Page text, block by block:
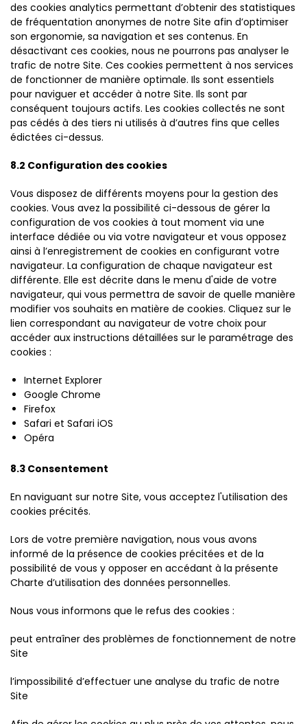
des cookies analytics permettant d’obtenir des statistiques
de fréquentation anonymes de notre Site afin d’optimiser
son ergonomie, sa navigation et ses contenus. En
désactivant ces cookies, nous ne pourrons pas analyser le
trafic de notre Site. Ces cookies permettent à nos services
de fonctionner de manière optimale. Ils sont essentiels
pour naviguer et accéder à notre Site. Ils sont par
conséquent toujours actifs. Les cookies collectés ne sont
pas cédés à des tiers ni utilisés à d’autres fins que celles
édictées ci-dessus.
8.2 Configuration des cookies
Vous disposez de différents moyens pour la gestion des
cookies. Vous avez la possibilité ci-dessous de gérer la
configuration de vos cookies à tout moment via une
interface dédiée ou via votre navigateur et vous opposez
ainsi à l’enregistrement de cookies en configurant votre
navigateur. La configuration de chaque navigateur est
différente. Elle est décrite dans le menu d'aide de votre
navigateur, qui vous permettra de savoir de quelle manière
modifier vos souhaits en matière de cookies. Cliquez sur le
lien correspondant au navigateur de votre choix pour
accéder aux instructions détaillées sur le paramétrage des
cookies :
Internet Explorer
Google Chrome
Firefox
Safari et Safari iOS
Opéra
8.3 Consentement
En naviguant sur notre Site, vous acceptez l'utilisation des
cookies précités.
Lors de votre première navigation, nous vous avons
informé de la présence de cookies précitées et de la
possibilité de vous y opposer en accédant à la présente
Charte d’utilisation des données personnelles.
Nous vous informons que le refus des cookies :
peut entraîner des problèmes de fonctionnement de notre
Site
l’impossibilité d’effectuer une analyse du trafic de notre
Site